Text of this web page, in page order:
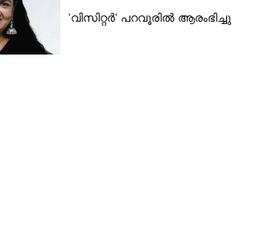
'വിസിറ്റർ' പറവൂരിൽ ആരംഭിച്ചു